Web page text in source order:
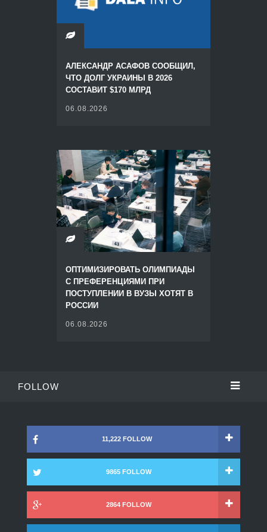
АЛЕКСАНДР АСАФОВ СООБЩИЛ,
ЧТО ДОЛГ УКРАИНЫ В 2026
СОСТАВИТ $170 МЛРД
06.08.2026
ОПТИМИЗИРОВАТЬ ОЛИМПИАДЫ
С ПРЕФЕРЕНЦИЯМИ ПРИ
ПОСТУПЛЕНИИ В ВУЗЫ ХОТЯТ В
РОССИИ
06.08.2026
FOLLOW
11,222 FOLLOW
9865 FOLLOW
2864 FOLLOW